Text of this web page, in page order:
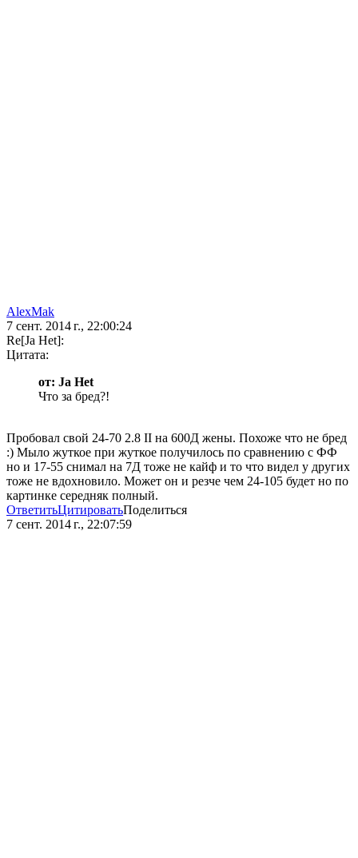
AlexMak
7 сент. 2014 г., 22:00:24
Re[Ja Het]:
Цитата:
от: Ja Het
Что за бред?!
Пробовал свой 24-70 2.8 II на 600Д жены. Похоже что не бред
:) Мыло жуткое при жуткое получилось по сравнению с ФФ
но и 17-55 снимал на 7Д тоже не кайф и то что видел у других
тоже не вдохновило. Может он и резче чем 24-105 будет но по
картинке середняк полный.
ОтветитьЦитироватьПоделиться
7 сент. 2014 г., 22:07:59